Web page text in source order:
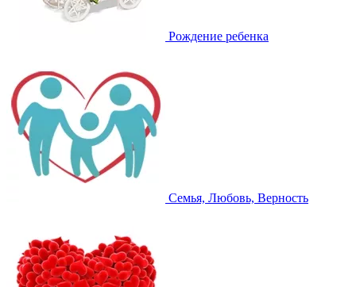
Рождение ребенка
Семья, Любовь, Верность